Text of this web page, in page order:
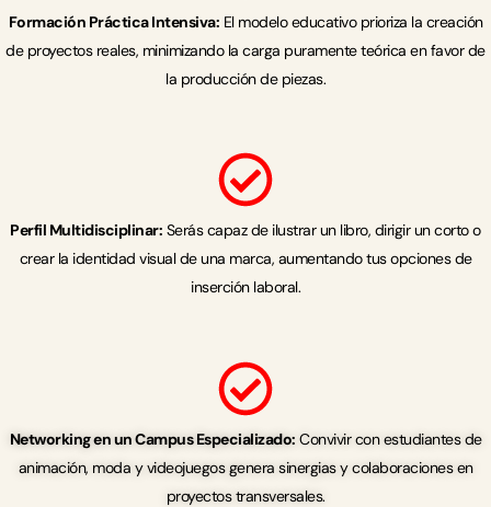
Formación Práctica Intensiva: El modelo educativo prioriza la creación
de proyectos reales, minimizando la carga puramente teórica en favor de
la producción de piezas.
Perfil Multidisciplinar: Serás capaz de ilustrar un libro, dirigir un corto o
crear la identidad visual de una marca, aumentando tus opciones de
inserción laboral.
Networking en un Campus Especializado: Convivir con estudiantes de
animación, moda y videojuegos genera sinergias y colaboraciones en
proyectos transversales.